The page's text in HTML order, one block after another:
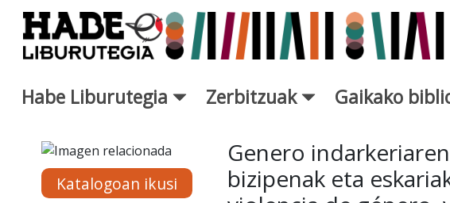
Eduki nagusira joan
Habe Liburutegia Zerbitzuak Gaikako
Eskuratu berriak Fitxa - Liburutegia
Katalogoan ikusi
Genero
bizipenak eta